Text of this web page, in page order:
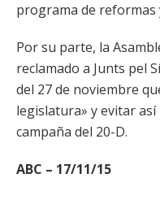
programa de reformas
Por su parte, la
reclamado a Junts pel
del 27 de noviembre
legislatura» y evitar
campaña del 20-D.
ABC – 17/11/15